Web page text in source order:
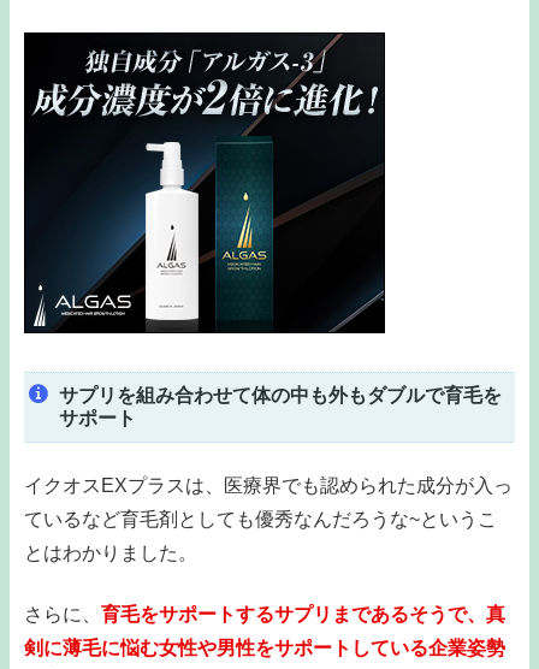
サプリを組み合わせて体の中も外もダブルで育毛を
サポート
イクオスEXプラスは、医療界でも認められた成分が入っ
ているなど育毛剤としても優秀なんだろうな~というこ
とはわかりました。
さらに、 育毛をサポートするサプリまであるそうで、真
剣に薄毛に悩む女性や男性をサポートしている企業姿勢